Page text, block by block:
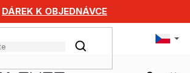
DÁREK K OBJEDNÁVCE
HLEDAT